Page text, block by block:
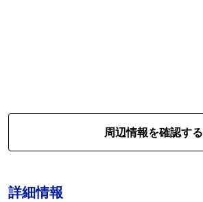
周辺情報を確認する
詳細情報